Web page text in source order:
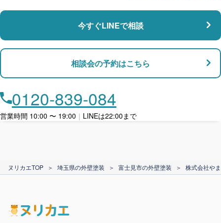
支払い対応
ローン利用
カード支払い
店舗・事務所対応
今すぐLINEで相談
相談会の予約はこちら
0120-839-084
営業時間 10:00 〜 19:00 ｜ LINEは22:00まで
ヌリカエTOP ＞ 埼玉県の外壁塗装 ＞ 富士見市の外壁塗装 ＞ 株式会社や